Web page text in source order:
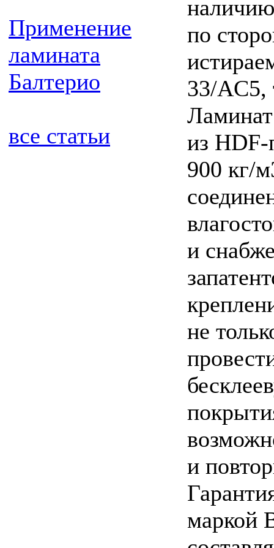
Применение
ламината
Балтерио
все статьи
по
33/
Ламинат
из
900 кг/
и
не
и
маркой